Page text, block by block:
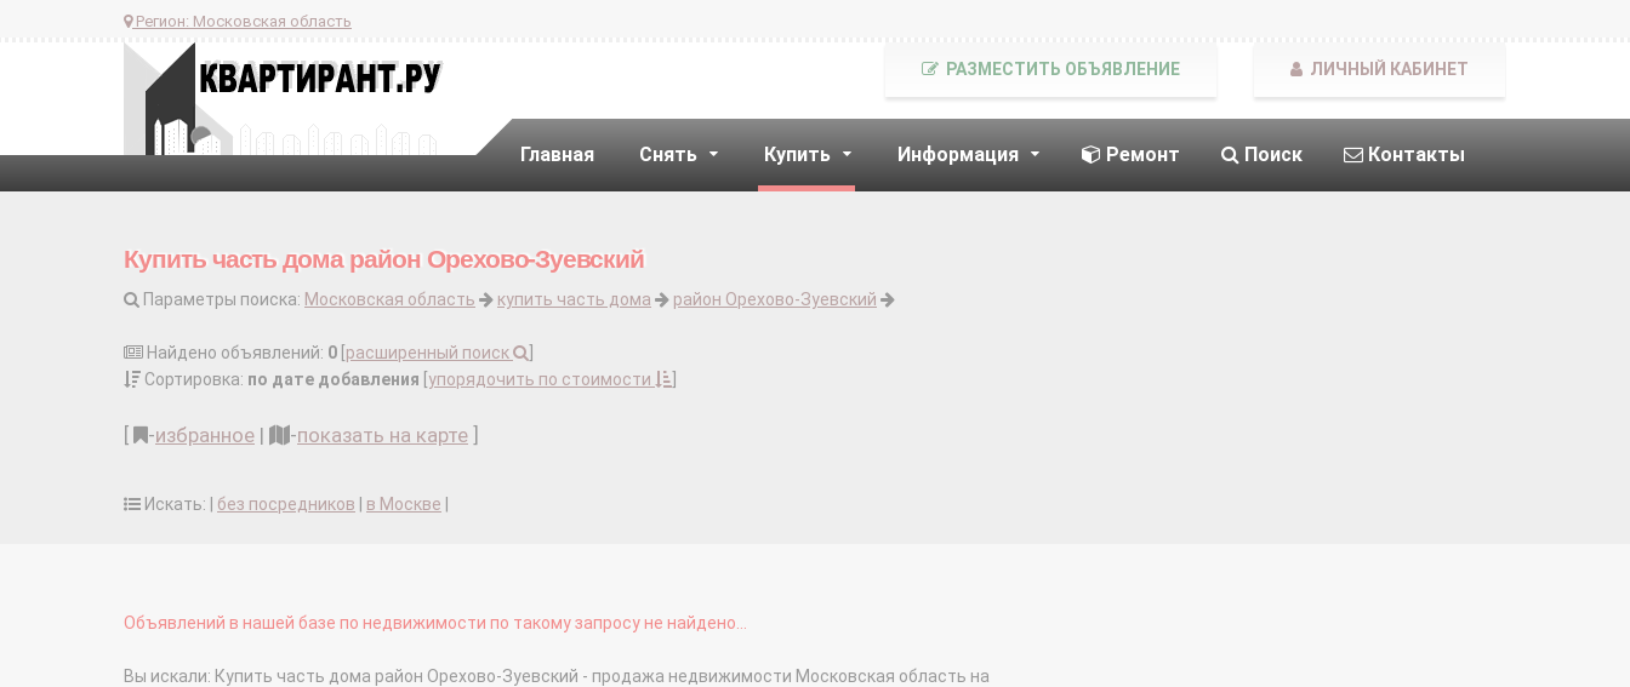
Регион: Московская область
Главная Снять Купить Информация Ремонт Поиск Контакты
РАЗМЕСТИТЬ ОБЪЯВЛЕНИЕ ЛИЧНЫЙ КАБИНЕТ
Купить часть дома район Орехово-Зуевский
Параметры поиска: Московская область купить часть дома район Орехово-Зуевский
Найдено объявлений: 0 расширенный поиск
Сортировка: по дате добавления упорядочить по стоимости
-избранное | -показать на карте
Искать: | без посредников в Москве
Объявлений в нашей базе по недвижимости по такому запросу не найдено...
Вы искали: Купить часть дома район Орехово-Зуевский - продажа недвижимости Московская область на